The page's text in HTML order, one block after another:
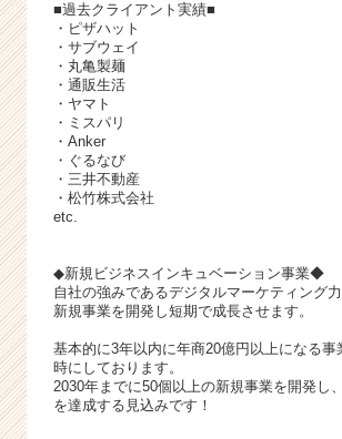
■過去クライアント実績■
・ピザハット
・サブウェイ
・丸亀製麺
・通販生活
・ヤマト
・ミスパリ
・Anker
・ぐるなび
・三井不動産
・松竹株式会社
etc.
◆新規ビジネスインキュベーション事業◆
自社の強みであるデジタルマーケティング力
新規事業を開発し短期で成長させます。
基本的に3年以内に年商20億円以上になる事
時にしております。
2030年までに50個以上の新規事業を開発し
を達成する見込みです！